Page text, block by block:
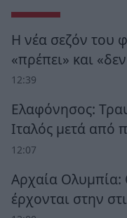
Η νέα σεζόν του
«πρέπει» και
12:39
Ελαφόνησος:
Ιταλός μετά
12:07
Αρχαία Ολυμπία:
έρχονται στην